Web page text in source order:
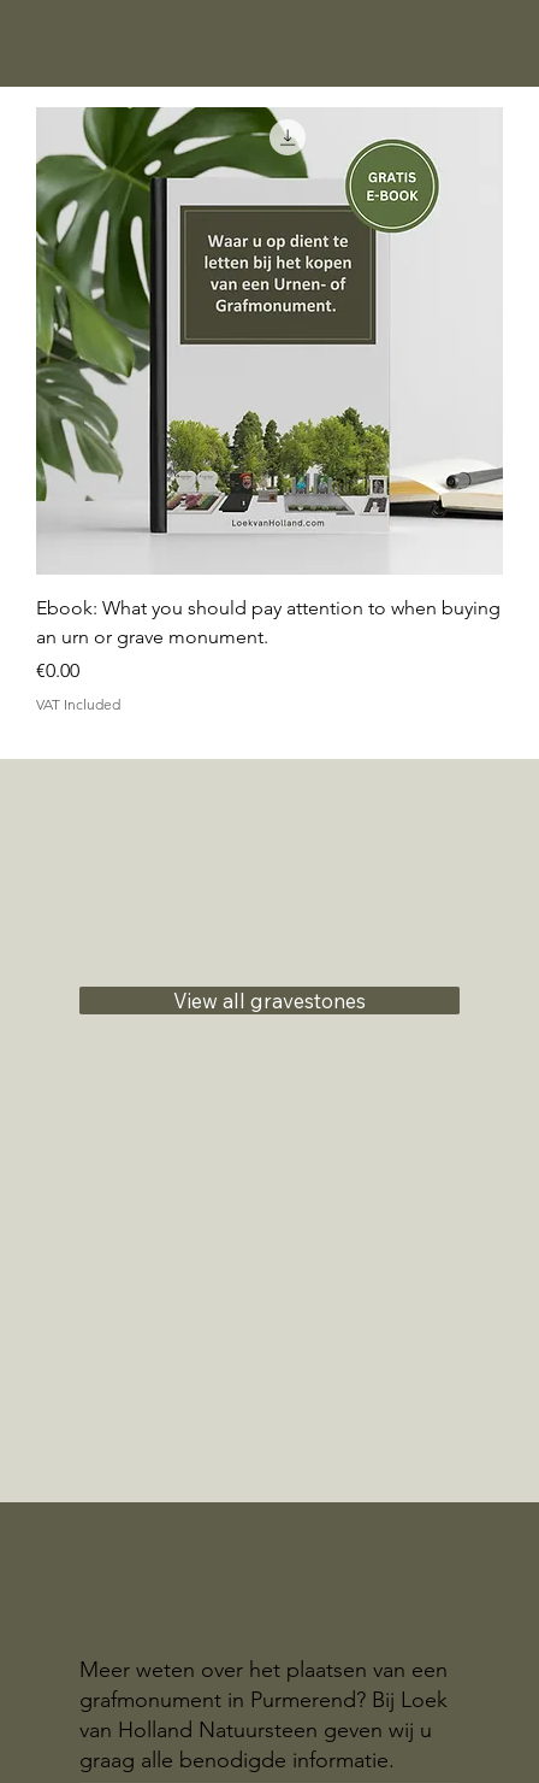
Ebook: What you should pay attention to when buying
an urn or grave monument.
Price
€0.00
VAT Included
View all gravestones
Meer weten over het plaatsen van een
grafmonument in Purmerend? Bij Loek
van Holland Natuursteen geven wij u
graag alle benodigde informatie.